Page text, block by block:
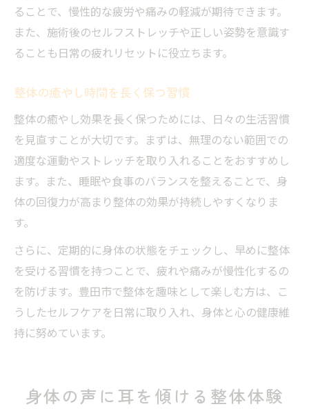
ることで、慢性的な疲労や痛みの軽減が期待できます。
また、施術後のセルフストレッチや正しい姿勢を意識す
ることも日常の疲れリセットに役立ちます。
整体の癒やし時間を長く保つ習慣
整体の癒やし効果を長く保つためには、日々の生活習慣
を見直すことが大切です。まずは、無理のない範囲での
適度な運動やストレッチを取り入れることをおすすめし
ます。また、睡眠や食事のバランスを整えることで、身
体の回復力が高まり整体の効果が持続しやすくなりま
す。
さらに、定期的に身体の状態をチェックし、早めに整体
を受ける習慣を持つことで、疲れや痛みが慢性化するの
を防げます。豊田市で整体を趣味として楽しむ方は、こ
うしたセルフケアを日常に取り入れ、身体と心の健康維
持に努めています。
身体の声に耳を傾ける整体体験